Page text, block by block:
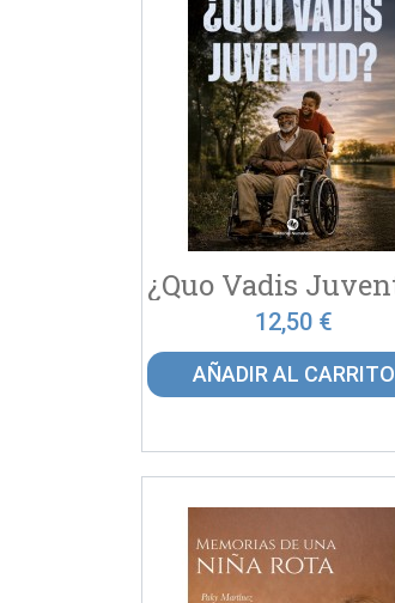
12,50 €
AÑADIR AL CARRITO